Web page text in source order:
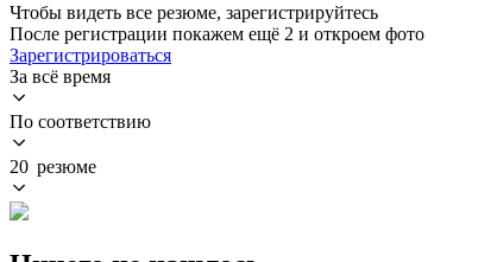
Чтобы видеть все резюме, зарегистрируйтесь
После регистрации покажем ещё 2 и откроем фото
Зарегистрироваться
За всё время
По соответствию
20 резюме